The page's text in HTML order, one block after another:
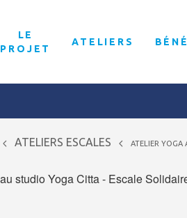
LE
PROJET
ATELIERS
ATELIERS ESCALES ATELIER YOGA